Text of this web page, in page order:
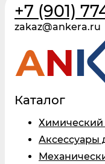
+7 (901)
zakaz@ankera.ru
Каталог
Химический
Аксессуары